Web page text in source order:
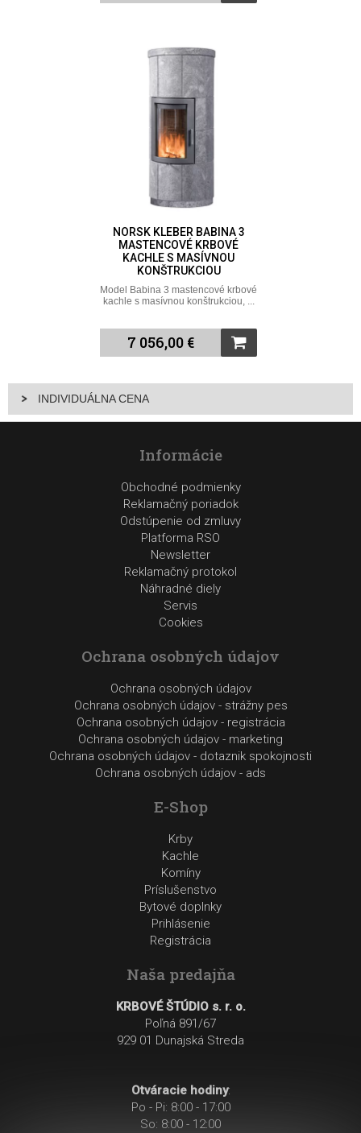
NORSK KLEBER BABINA 3
MASTENCOVÉ KRBOVÉ
KACHLE S MASÍVNOU
KONŠTRUKCIOU
Model Babina 3 mastencové krbové
kachle s masívnou konštrukciou, ...
7 056,00 €
INDIVIDUÁLNA CENA
Informácie
Obchodné podmienky
Reklamačný poriadok
Odstúpenie od zmluvy
Platforma RSO
Newsletter
Reklamačný protokol
Náhradné diely
Servis
Cookies
Ochrana osobných údajov
Ochrana osobných údajov
Ochrana osobných údajov - strážny pes
Ochrana osobných údajov - registrácia
Ochrana osobných údajov - marketing
Ochrana osobných údajov - dotaznik spokojnosti
Ochrana osobných údajov - ads
E-Shop
Krby
Kachle
Komíny
Príslušenstvo
Bytové doplnky
Prihlásenie
Registrácia
Naša predajňa
KRBOVÉ ŠTÚDIO s. r. o.
Poľná 891/67
929 01 Dunajská Streda
Otváracie hodiny:
Po - Pi: 8:00 - 17:00
So: 8:00 - 12:00